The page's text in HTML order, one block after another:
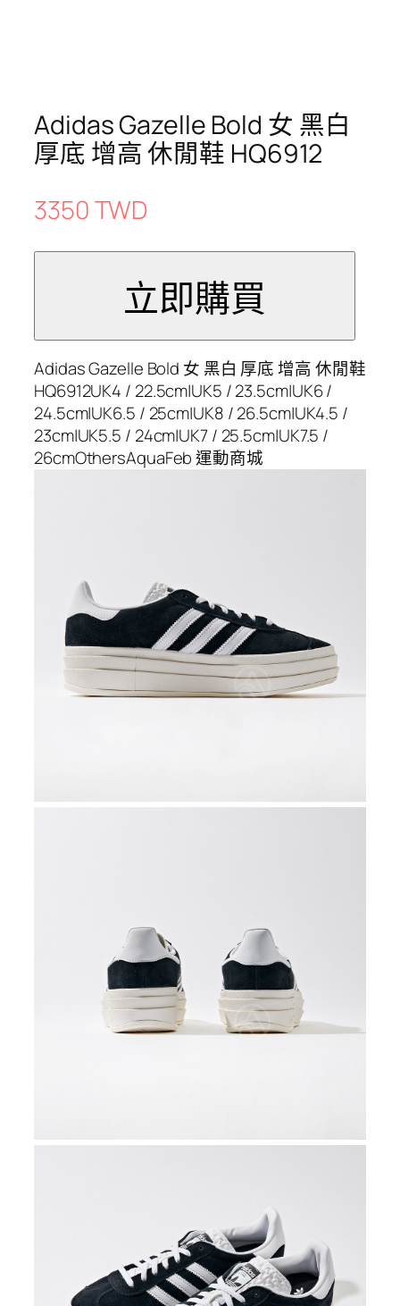
Adidas Gazelle Bold 女 黑白
厚底 增高 休閒鞋 HQ6912
3350 TWD
Adidas Gazelle Bold 女 黑白 厚底 增高 休閒鞋
HQ6912UK4 / 22.5cm|UK5 / 23.5cm|UK6 /
24.5cm|UK6.5 / 25cm|UK8 / 26.5cm|UK4.5 /
23cm|UK5.5 / 24cm|UK7 / 25.5cm|UK7.5 /
26cmOthersAquaFeb 運動商城